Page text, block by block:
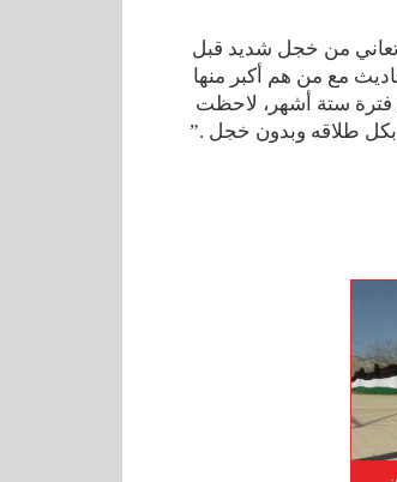
تعاني من خجل شديد قبل
مع من هم أكبر منها
فترة ستة أشهر، لاحظت
بكل طلاقه وبدون خجل .”